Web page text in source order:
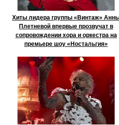
Хиты лидера группы «Винтаж»
Плетневой впервые прозвучат в
сопровождении хора и оркестра на
премьере шоу «Ностальгия»